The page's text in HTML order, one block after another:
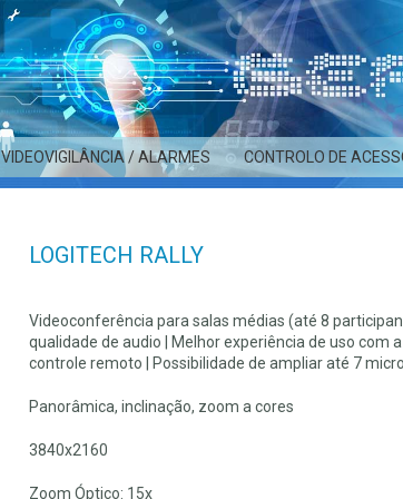
VIDEOVIGILÂNCIA / ALARMES CONTROLO DE
LOGITECH RALLY
Videoconferência para salas médias (até 8
qualidade de audio | Melhor experiência de uso com
controle remoto | Possibilidade de ampliar até 7
Panorâmica, inclinação, zoom a cores
3840x2160
Zoom Óptico: 15x